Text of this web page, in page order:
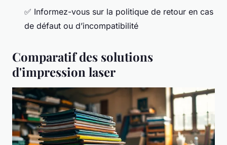
✅ Informez-vous sur la politique de retour en cas
de défaut ou d’incompatibilité
Comparatif des solutions
d'impression laser